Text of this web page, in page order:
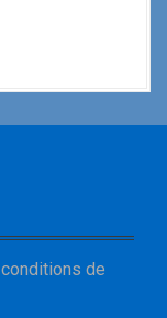
conditions de